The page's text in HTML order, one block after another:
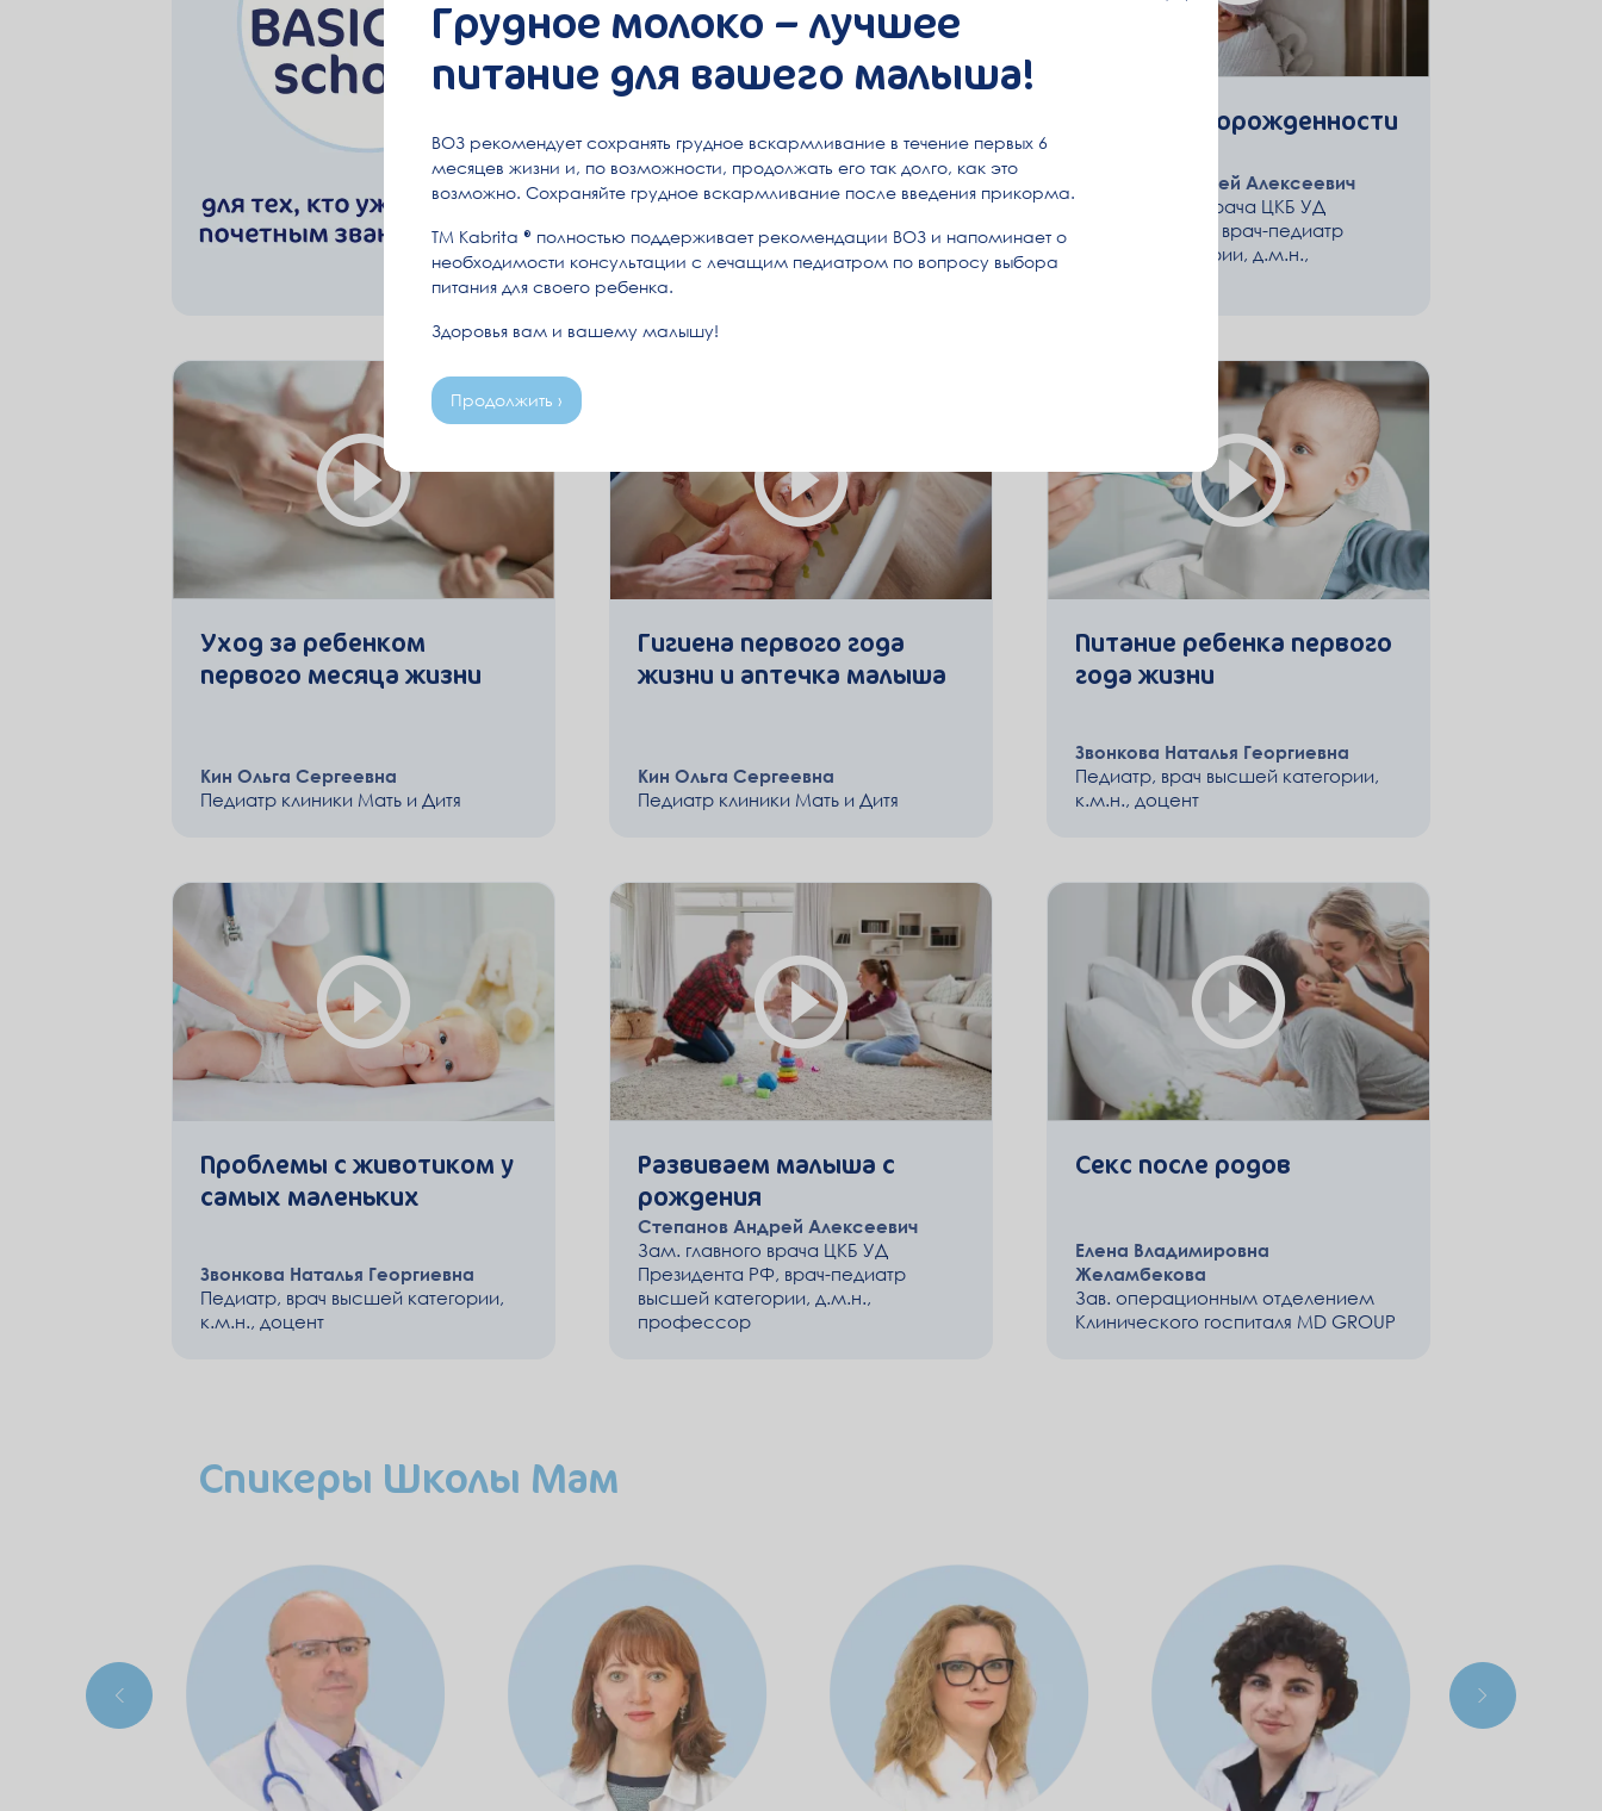
Стрёйф Александра Бартовна
Специалист по грудному
вскармливанию и питанию
Период новорожденности
Степанов Андрей Алексеевич
Зам. главного врача ЦКБ УД
Президента РФ, врач-педиатр
высшей категории, д.м.н.,
Уход за ребенком
первого месяца жизни
Кин Ольга Сергеевна
Педиатр клиники Мать и Дитя
Гигиена первого года
жизни и аптечка малыша
Кин Ольга Сергеевна
Педиатр клиники Мать и Дитя
Питание ребенка первого
года жизни
Звонкова Наталья Георгиевна
Педиатр, врач высшей категории,
к.м.н., доцент
Проблемы с животиком у
самых маленьких
Звонкова Наталья Георгиевна
Педиатр, врач высшей категории,
к.м.н., доцент
Развиваем малыша с
рождения
Степанов Андрей Алексеевич
Зам. главного врача ЦКБ УД
Президента РФ, врач-педиатр
высшей категории, д.м.н.,
профессор
Секс после родов
Елена Владимировна
Желамбекова
Зав. операционным отделением
Клинического госпиталя MD GROUP
Спикеры Школы Мам
Грудное молоко – лучшее
питание для вашего малыша!
ВОЗ рекомендует сохранять грудное вскармливание в течение первых 6
месяцев жизни и, по возможности, продолжать его так долго, как это
возможно. Сохраняйте грудное вскармливание после введения прикорма.
ТМ Kabrita
полностью поддерживает рекомендации ВОЗ и напоминает о
необходимости консультации с лечащим педиатром по вопросу выбора
питания для своего ребенка.
Здоровья вам и вашему малышу!
Продолжить ›